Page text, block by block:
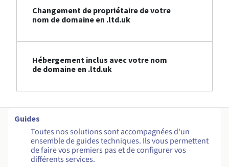
Changement de propriétaire de votre
nom de domaine en .ltd.uk
Hébergement inclus avec votre nom
de domaine en .ltd.uk
Guides
Toutes nos solutions sont accompagnées d'un
ensemble de guides techniques. Ils vous permettent
de faire vos premiers pas et de configurer vos
différents services.